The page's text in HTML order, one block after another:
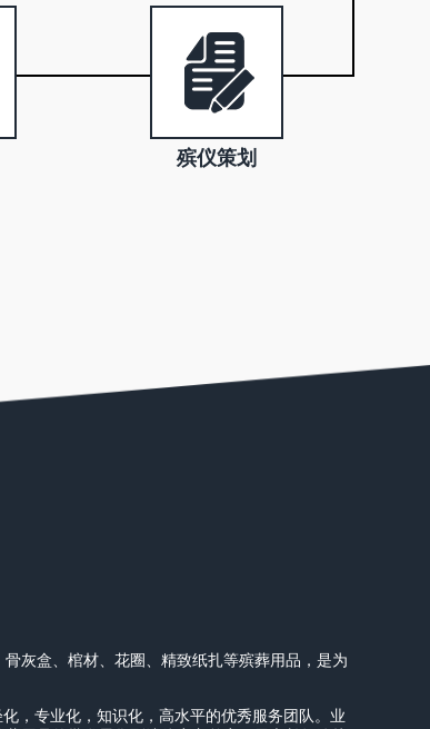
殡仪策划
灰盒、棺材、花圈、精致纸扎等殡葬用品，是为
，专业化，知识化，高水平的优秀服务团队。业